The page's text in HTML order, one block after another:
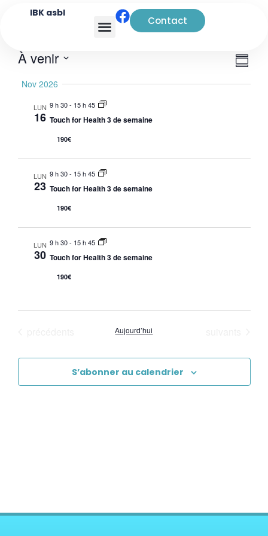
IBK asbl
Contact
par
de
À venir
la
date
Nov 2026
LUN
16
9 h 30- 15 h 45
Touch for Health 3 de semaine
190€
LUN
23
9 h 30- 15 h 45
Touch for Health 3 de semaine
190€
LUN
30
9 h 30- 15 h 45
Touch for Health 3 de semaine
190€
Aujourd’hui
S’abonner au calendrier